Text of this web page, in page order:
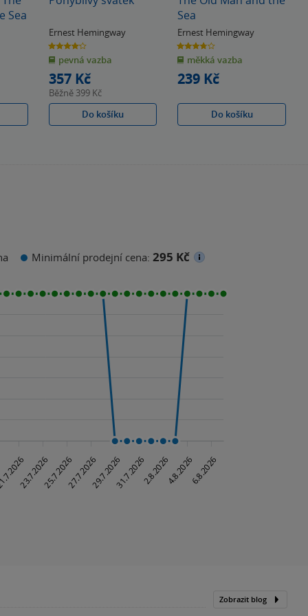
Sea
Ernest Hemingway
4.2
z
5
hvězdiček
pevná vazba
357 Kč
Běžně 399 Kč
Do košíku
Sea
Ernest Hemingway
3.8
z
5
hvězdiček
měkká vazba
239 Kč
Do košíku
Minimální prodejní cena: 295 Kč
Zobrazit blog